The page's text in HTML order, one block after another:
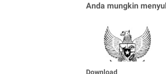
Anda mungkin
Download